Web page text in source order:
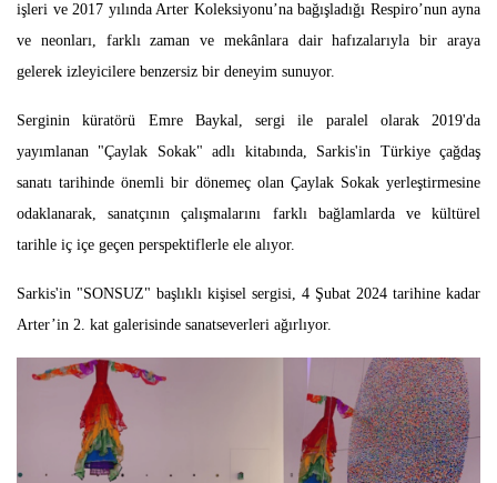
işleri ve 2017 yılında Arter Koleksiyonu’na bağışladığı Respiro’nun ayna
ve neonları, farklı zaman ve mekânlara dair hafızalarıyla bir araya
gelerek izleyicilere benzersiz bir deneyim sunuyor.
Serginin küratörü Emre Baykal, sergi ile paralel olarak 2019'da
yayımlanan "Çaylak Sokak" adlı kitabında, Sarkis'in Türkiye çağdaş
sanatı tarihinde önemli bir dönemeç olan Çaylak Sokak yerleştirmesine
odaklanarak, sanatçının çalışmalarını farklı bağlamlarda ve kültürel
tarihle iç içe geçen perspektiflerle ele alıyor.
Sarkis'in "SONSUZ" başlıklı kişisel sergisi, 4 Şubat 2024 tarihine kadar
Arter’in 2. kat galerisinde sanatseverleri ağırlıyor.